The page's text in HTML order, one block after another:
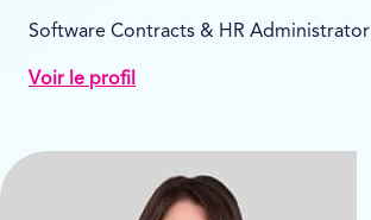
Software Contracts & HR Administrator
Voir le profil